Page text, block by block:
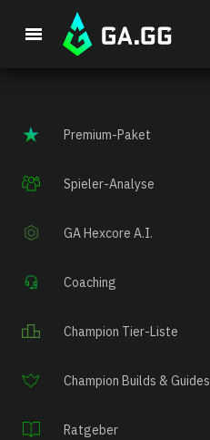
Premium-Paket
Spieler-Analyse
GA Hexcore A.I.
Coaching
Champion Tier-Liste
Champion Builds & Guides
Ratgeber